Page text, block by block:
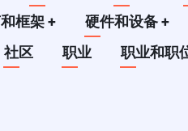
框架+ 硬件和设备+
社区 职业 职业和职